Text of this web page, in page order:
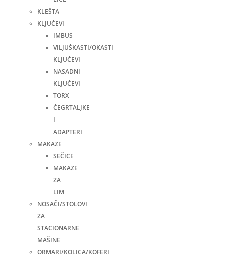
KLEŠTA
KLJUČEVI
IMBUS
VILJUŠKASTI/OKASTI
KLJUČEVI
NASADNI
KLJUČEVI
TORX
ČEGRTALJKE
I
ADAPTERI
MAKAZE
SEČICE
MAKAZE
ZA
LIM
NOSAČI/STOLOVI
ZA
STACIONARNE
MAŠINE
ORMARI/KOLICA/KOFERI